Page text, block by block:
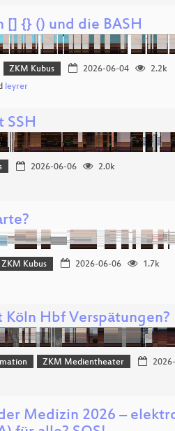
[] {} () und die BASH
ZKM Kubus 2026-06-04
2.2k
leyrer
SSH
2026-06-06
2.0k
ZKM Kubus 2026-06-06
1.7k
Hbf Verspätungen?
ZKM Medientheater
Medizin 2026 –